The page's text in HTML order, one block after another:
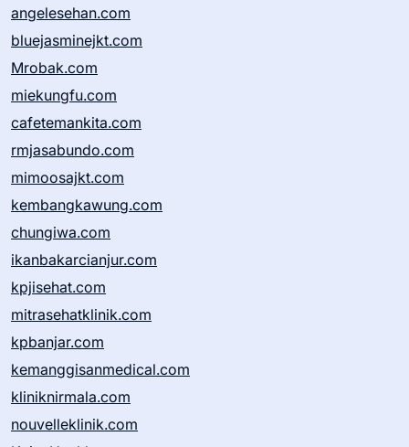
angelesehan.com
bluejasminejkt.com
Mrobak.com
miekungfu.com
cafetemankita.com
rmjasabundo.com
mimoosajkt.com
kembangkawung.com
chungiwa.com
ikanbakarcianjur.com
kpjisehat.com
mitrasehatklinik.com
kpbanjar.com
kemanggisanmedical.com
kliniknirmala.com
nouvelleklinik.com